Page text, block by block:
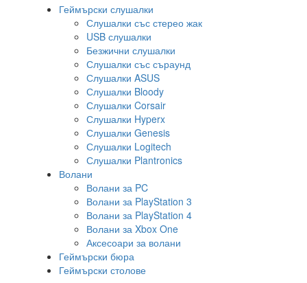
Геймърски слушалки
Слушалки със стерео жак
USB слушалки
Безжични слушалки
Слушалки със съраунд
Слушалки ASUS
Слушалки Bloody
Слушалки Corsair
Слушалки Hyperx
Слушалки Genesis
Слушалки Logitech
Слушалки Plantronics
Волани
Волани за PC
Волани за PlayStation 3
Волани за PlayStation 4
Волани за Xbox One
Аксесоари за волани
Геймърски бюра
Геймърски столове